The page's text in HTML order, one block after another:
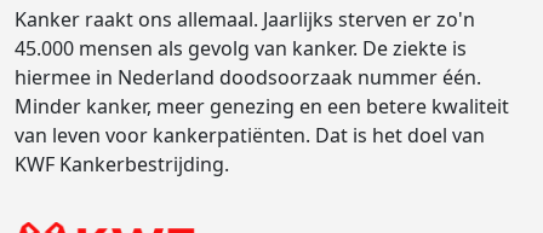
Kanker raakt ons allemaal. Jaarlijks sterven er zo'n
45.000 mensen als gevolg van kanker. De ziekte is
hiermee in Nederland doodsoorzaak nummer één.
Minder kanker, meer genezing en een betere kwaliteit
van leven voor kankerpatiënten. Dat is het doel van
KWF Kankerbestrijding.